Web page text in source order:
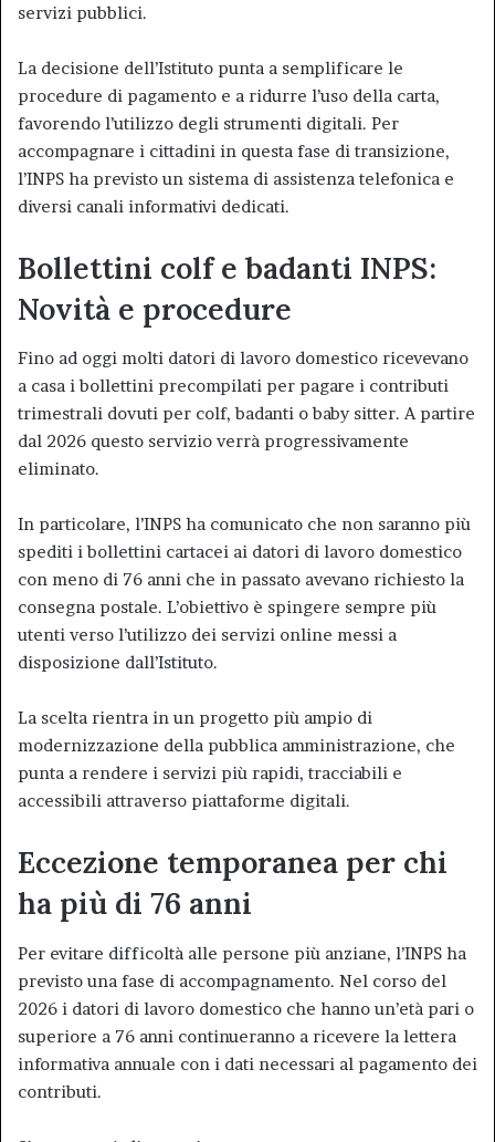
servizi pubblici.
La decisione dell’Istituto punta a semplificare le
procedure di pagamento e a ridurre l’uso della carta,
favorendo l’utilizzo degli strumenti digitali. Per
accompagnare i cittadini in questa fase di transizione,
l’INPS ha previsto un sistema di assistenza telefonica e
diversi canali informativi dedicati.
Bollettini colf e badanti INPS:
Novità e procedure
Fino ad oggi molti datori di lavoro domestico ricevevano
a casa i bollettini precompilati per pagare i contributi
trimestrali dovuti per colf, badanti o baby sitter. A partire
dal 2026 questo servizio verrà progressivamente
eliminato.
In particolare, l’INPS ha comunicato che non saranno più
spediti i bollettini cartacei ai datori di lavoro domestico
con meno di 76 anni che in passato avevano richiesto la
consegna postale. L’obiettivo è spingere sempre più
utenti verso l’utilizzo dei servizi online messi a
disposizione dall’Istituto.
La scelta rientra in un progetto più ampio di
modernizzazione della pubblica amministrazione, che
punta a rendere i servizi più rapidi, tracciabili e
accessibili attraverso piattaforme digitali.
Eccezione temporanea per chi
ha più di 76 anni
Per evitare difficoltà alle persone più anziane, l’INPS ha
previsto una fase di accompagnamento. Nel corso del
2026 i datori di lavoro domestico che hanno un’età pari o
superiore a 76 anni continueranno a ricevere la lettera
informativa annuale con i dati necessari al pagamento dei
contributi.